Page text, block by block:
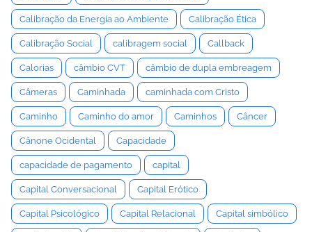
Calibração da Energia ao Ambiente Calibração Ética
Calibração Social calibragem social Callback
Calorias câmbio CVT câmbio de dupla embreagem
Câmeras Caminhada caminhada com Cristo
Caminho Caminho do amor Caminhos Câncer
Cânone Ocidental Capacidade
capacidade de pagamento capital
Capital Conversacional Capital Erótico
Capital Psicológico Capital Relacional Capital simbólico